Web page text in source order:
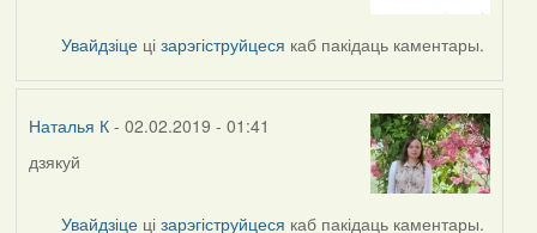
Наталья
К
Увайдзіце цізарэгіструйцеся каб пакідаць каментары.
Наталья К- 02.02.2019 - 01:41
In
дзякуй
Увайдзіце цізарэгіструйцеся каб пакідаць каментары.